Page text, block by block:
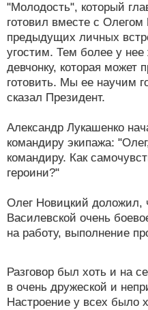
"Молодость", который
готовил вместе с
предыдущих личных
угостим. Тем более у
девчонку, которая может
готовить. Мы ее научим
сказал Президент.
Александр Лукашенко
командиру экипажа:
командиру. Как
героини?"
Олег Новицкий доложил,
Василевской очень
на работу, выполнение
Разговор был хоть и на
в очень дружеской и
Настроение у всех было